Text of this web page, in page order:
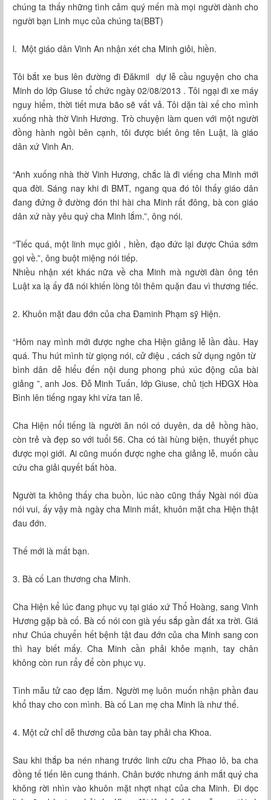
chúng ta thấy những tình cảm quý mến mà mọi người dành cho
người bạn Linh mục của chúng ta(BBT)
l. Một giáo dân Vinh An nhận xét cha Minh giỏi, hiền.
Tôi bắt xe bus lên đường đi Đăkmil dự lễ cầu nguyện cho cha
Minh do lớp Giuse tổ chức ngày 02/08/2013 . Tôi ngại đi xe máy
nguy hiểm, thời tiết mưa bão sẽ vất vả. Tôi dặn tài xế cho mình
xuống nhà thờ Vinh Hương. Trò chuyện làm quen với một người
đồng hành ngồi bên cạnh, tôi được biết ông tên Luật, là giáo
dân xứ Vinh An.
“Anh xuống nhà thờ Vinh Hương, chắc là đi viếng cha Minh mới
qua đời. Sáng nay khi đi BMT, ngang qua đó tôi thấy giáo dân
đang đứng ở đường đón thi hài cha Minh rất đông, bà con giáo
dân xứ này yêu quý cha Minh lắm.”, ông nói.
“Tiếc quá, một linh mục giỏi , hiền, đạo đức lại được Chúa sớm
gọi về.”, ông buột miệng nói tiếp.
Nhiều nhận xét khác nữa về cha Minh mà người đàn ông tên
Luật xa lạ ấy đã nói khiến lòng tôi thêm quặn đau vì thương tiếc.
2. Khuôn mặt đau đớn của cha Đaminh Phạm sỹ Hiện.
“Hôm nay mình mới được nghe cha Hiện giảng lễ lần đầu. Hay
quá. Thu hút mình từ giọng nói, cử điệu , cách sử dụng ngôn từ
bình dân dễ hiểu đến nội dung phong phú xúc động của bài
giảng ”, anh Jos. Đỗ Minh Tuấn, lớp Giuse, chủ tịch HĐGX Hòa
Bình lên tiếng ngay khi vừa tan lễ.
Cha Hiện nổi tiếng là người ăn nói có duyên, da dẻ hồng hào,
còn trẻ và đẹp so với tuổi 56. Cha có tài hùng biện, thuyết phục
được mọi giới. Ai cũng muốn được nghe cha giảng lễ, muốn cầu
cứu cha giải quyết bất hòa.
Người ta không thấy cha buồn, lúc nào cũng thấy Ngài nói đùa
nói vui, ấy vậy mà ngày cha Minh mất, khuôn mặt cha Hiện thật
đau đớn.
Thế mới là mất bạn.
3. Bà cố Lan thương cha Minh.
Cha Hiện kể lúc đang phục vụ tại giáo xứ Thổ Hoàng, sang Vinh
Hương gặp bà cố. Bà cố nói con già yếu sắp gần đất xa trời. Giá
như Chúa chuyển hết bệnh tật đau đớn của cha Minh sang con
thì hay biết mấy. Cha Minh cần phải khỏe mạnh, tay chân
không còn run rẩy để còn phục vụ.
Tình mẫu tử cao đẹp lắm. Người mẹ luôn muốn nhận phần đau
khổ thay cho con mình. Bà cố Lan mẹ cha Minh là như thế.
4. Một cử chỉ dễ thương của bàn tay phải cha Khoa.
Sau khi thắp ba nén nhang trước linh cữu cha Phao lô, ba cha
đồng tế tiến lên cung thánh. Chân bước nhưng ánh mắt quý cha
không rời nhìn vào khuôn mặt nhợt nhạt của cha Minh. Đi dọc